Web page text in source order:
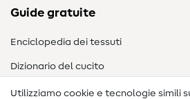
Guide gratuite
Enciclopedia dei tessuti
Dizionario del cucito
Nähanleitungen
Utilizziamo cookie e tecnologie simili